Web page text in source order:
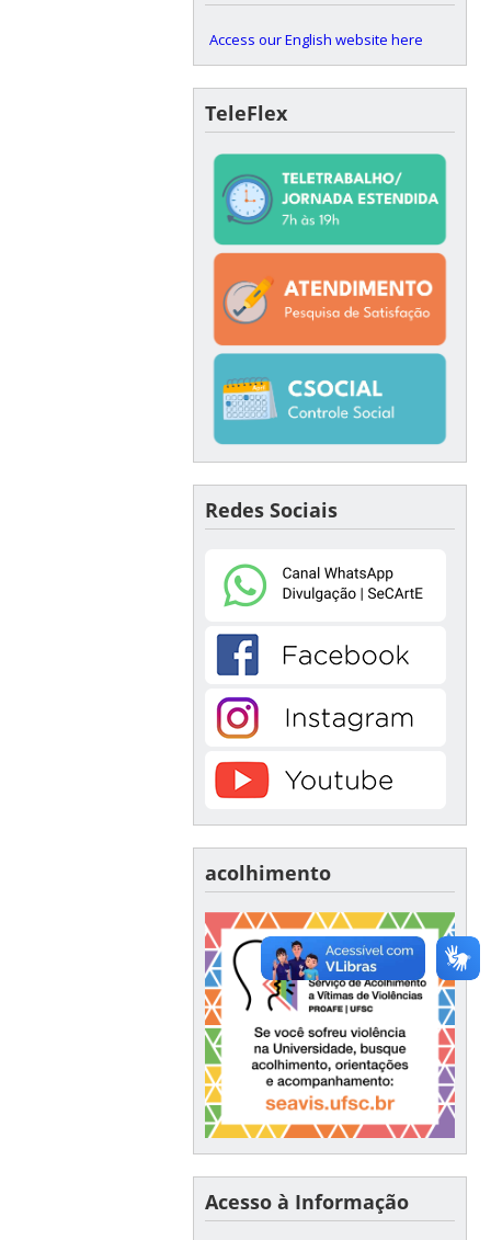
Access our English website here
TeleFlex
Redes Sociais
acolhimento
Acesso à Informação